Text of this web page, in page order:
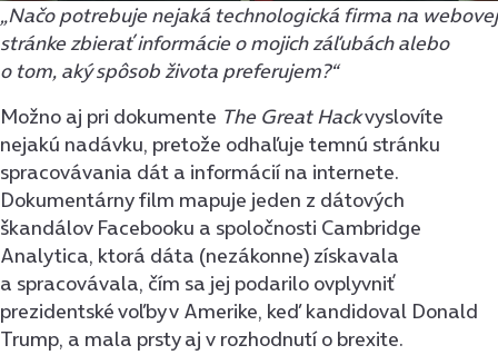
„Načo potrebuje nejaká technologická firma na webovej
stránke zbierať informácie o mojich záľubách alebo
o tom, aký spôsob života preferujem?“
Možno aj pri dokumente The Great Hackvyslovíte
nejakú nadávku, pretože odhaľuje temnú stránku
spracovávania dát a informácií na internete.
Dokumentárny film mapuje jeden z dátových
škandálov Facebooku a spoločnosti Cambridge
Analytica, ktorá dáta (nezákonne) získavala
a spracovávala, čím sa jej podarilo ovplyvniť
prezidentské voľby v Amerike, keď kandidoval Donald
Trump, a mala prsty aj v rozhodnutí o brexite.